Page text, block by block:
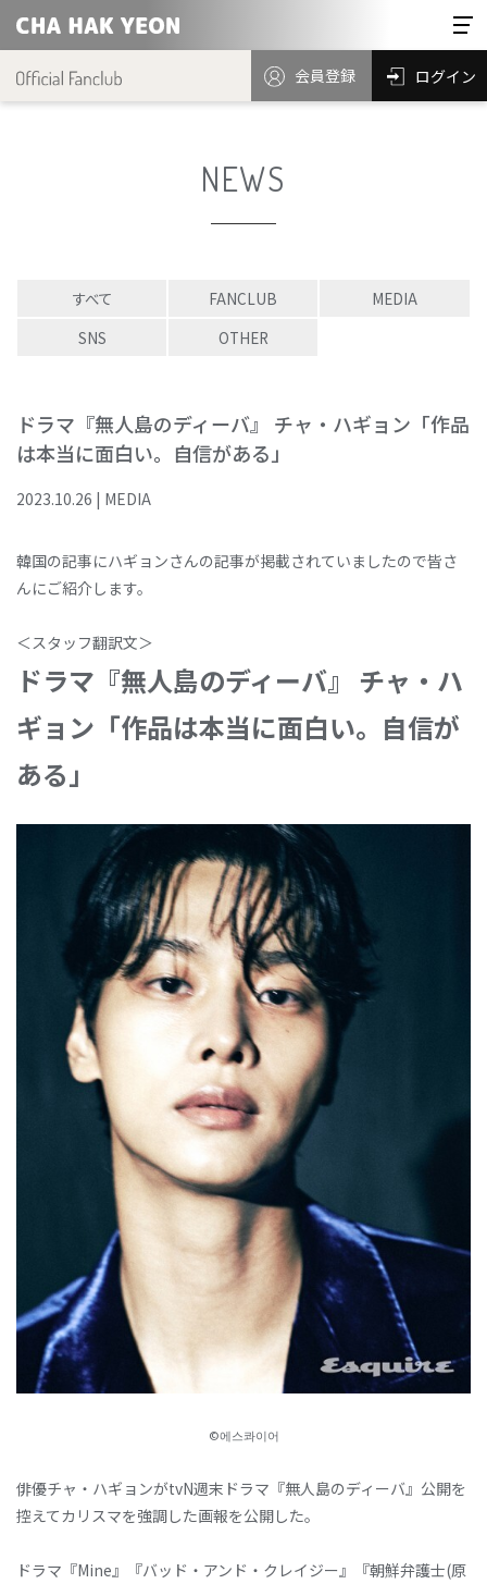
会員登録 ログイン
NEWS
すべて FANCLUB
MEDIA
SNS
OTHER
ドラマ『無人島のディーバ』 チャ・ハギョン「作品
は本当に面白い。自信がある」
2023.10.26 | MEDIA
韓国の記事にハギョンさんの記事が掲載されていましたので皆さ
んにご紹介します。
＜スタッフ翻訳文＞
ドラマ『無人島のディーバ』 チャ・ハ
ギョン「作品は本当に面白い。自信が
ある」
©에스콰이어
俳優チャ・ハギョンがtvN週末ドラマ『無人島のディーバ』公開を
控えてカリスマを強調した画報を公開した。
ドラマ『Mine』『バッド・アンド・クレイジー』『朝鮮弁護士(原